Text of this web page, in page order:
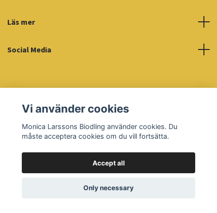
Läs mer
Social Media
Vi använder cookies
Monica Larssons Biodling använder cookies. Du
måste acceptera cookies om du vill fortsätta.
Accept all
Only necessary